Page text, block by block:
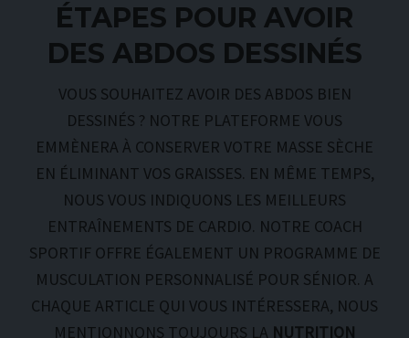
ÉTAPES POUR AVOIR
DES ABDOS DESSINÉS
VOUS SOUHAITEZ AVOIR DES ABDOS BIEN
DESSINÉS ? NOTRE PLATEFORME VOUS
EMMÈNERA À CONSERVER VOTRE MASSE SÈCHE
EN ÉLIMINANT VOS GRAISSES. EN MÊME TEMPS,
NOUS VOUS INDIQUONS LES MEILLEURS
ENTRAÎNEMENTS DE CARDIO. NOTRE COACH
SPORTIF OFFRE ÉGALEMENT UN PROGRAMME DE
MUSCULATION PERSONNALISÉ POUR SÉNIOR. A
CHAQUE ARTICLE QUI VOUS INTÉRESSERA, NOUS
MENTIONNONS TOUJOURS LA NUTRITION